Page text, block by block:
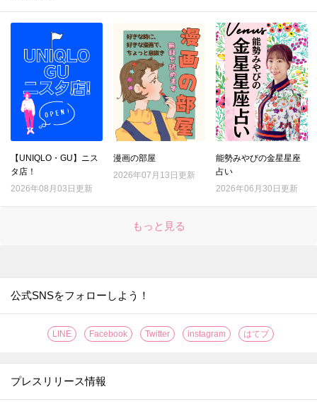
【UNIQLO・GU】ニス
タ店！
2026年08月03日更新
漫画の部屋
2026年07月13日更新
能勢みやびの金星星座
占い
2026年06月30日更新
もっと見る
公式SNSをフォローしよう！
LINE Facebook Twitter instagram はてブ
プレスリリース情報